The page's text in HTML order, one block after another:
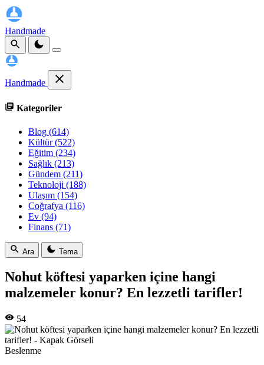
Handmade
Handmade
Kategoriler
Blog (614)
Kültür(522)
Eğitim (234)
Sağlık (213)
Gündem (211)
Teknoloji (188)
Ulaşım (154)
Coğrafya (116)
Ev (94)
Finans (71)
Ara Tema
Nohut köftesi yaparken içine hangi
malzemeler konur? En lezzetli tarifler!
54
Beslenme